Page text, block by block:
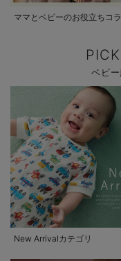
ママとベビーのお役立ちコ
ベビ
New Arrivalカテゴリ